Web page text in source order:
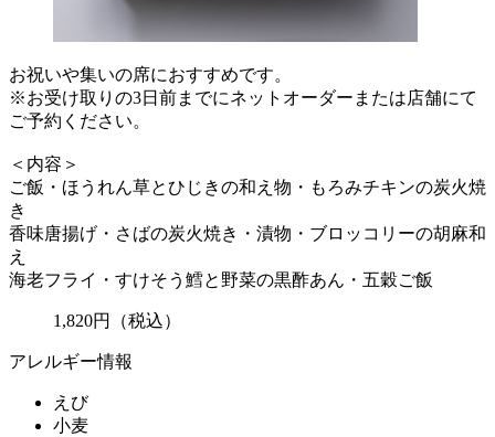
お祝いや集いの席におすすめです。
※お受け取りの3日前までにネットオーダーまたは店舗にて
ご予約ください。
＜内容＞
ご飯・ほうれん草とひじきの和え物・もろみチキンの炭火焼
き
香味唐揚げ・さばの炭火焼き・漬物・ブロッコリーの胡麻和
え
海老フライ・すけそう鱈と野菜の黒酢あん・五穀ご飯
1,820円 （税込）
アレルギー情報
えび
小麦